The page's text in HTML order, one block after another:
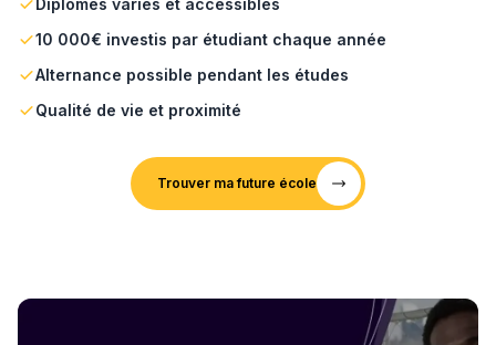
Diplômes variés et accessibles
10 000€ investis par étudiant chaque année
Alternance possible pendant les études
Qualité de vie et proximité
Trouver ma future école